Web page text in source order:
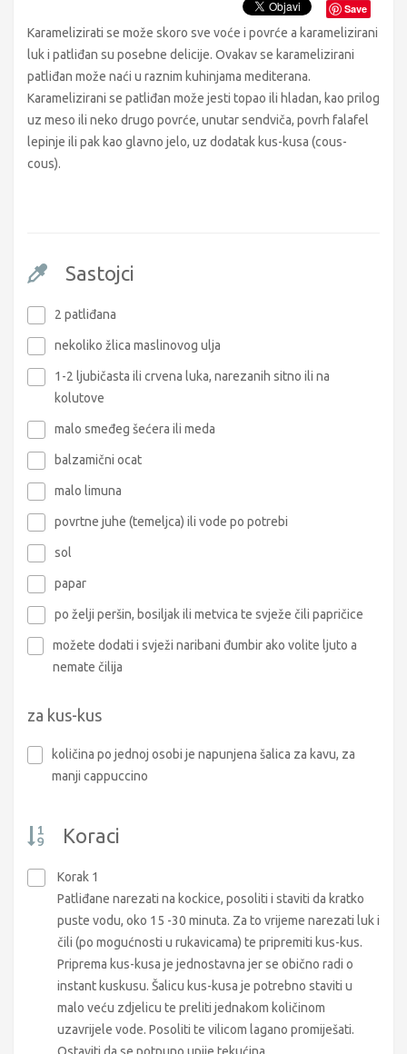
Save
Karamelizirati se može skoro sve voće i povrće a karamelizirani
luk i patliđan su posebne delicije. Ovakav se karamelizirani
patliđan može naći u raznim kuhinjama mediterana.
Karamelizirani se patliđan može jesti topao ili hladan, kao prilog
uz meso ili neko drugo povrće, unutar sendviča, povrh falafel
lepinje ili pak kao glavno jelo, uz dodatak kus-kusa (cous-
cous).
Sastojci
2 patliđana
nekoliko žlica maslinovog ulja
1-2 ljubičasta ili crvena luka, narezanih sitno ili na
kolutove
malo smeđeg šećera ili meda
balzamični ocat
malo limuna
povrtne juhe (temeljca) ili vode po potrebi
sol
papar
po želji peršin, bosiljak ili metvica te svježe čili papričice
možete dodati i svježi naribani đumbir ako volite ljuto a
nemate čilija
za kus-kus
količina po jednoj osobi je napunjena šalica za kavu, za
manji cappuccino
Koraci
Korak 1
Patliđane narezati na kockice, posoliti i staviti da kratko
puste vodu, oko 15 -30 minuta. Za to vrijeme narezati luk i
čili (po mogućnosti u rukavicama) te pripremiti kus-kus.
Priprema kus-kusa je jednostavna jer se obično radi o
instant kuskusu. Šalicu kus-kusa je potrebno staviti u
malo veću zdjelicu te preliti jednakom količinom
uzavrijele vode. Posoliti te vilicom lagano promiješati.
Ostaviti da se potpuno upije tekućina.